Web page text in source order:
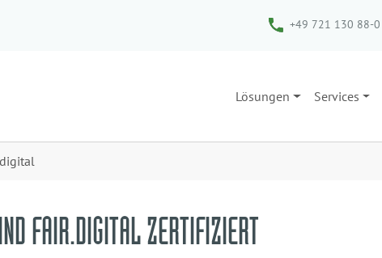
+49 721 130 88-0
Lösungen Services
FAIR.DIGITAL ZERTIFIZIERT